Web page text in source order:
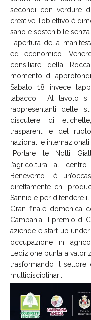
secondi con verdure
creative: l’obiettivo è
sano e sostenibile
L’apertura della
ed economico.
consiliare della
momento di
Sabato 18 invece
tabacco. Al tavolo si
rappresentanti delle
discutere di
trasparenti e del
nazionali e internazionali.
“Portare le Notti
l’agricoltura al
Benevento- è
direttamente chi
Sannio e per difendere
Gran finale domenica
Campania, il premio di
aziende e start up
occupazione in
L’edizione punta a
trasformando il settore
multidisciplinari.